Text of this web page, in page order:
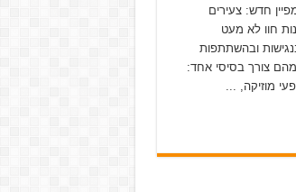
בקמפיין חדש: צעירים
חוו לא מעט
ובהשתתפות
צורך בסיסי אחד:
מוזיקה, ...